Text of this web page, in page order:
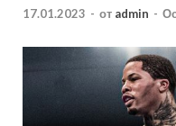
17.01.2023 - от admin -